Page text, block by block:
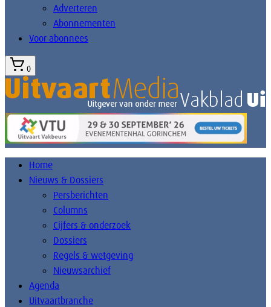
Adverteren
Abonnementen
Voor abonnees
0
Home
Nieuws & Dossiers
Persberichten
Columns
Cijfers & onderzoek
Dossiers
Regels & wetgeving
Nieuwsarchief
Agenda
Uitvaartbranche